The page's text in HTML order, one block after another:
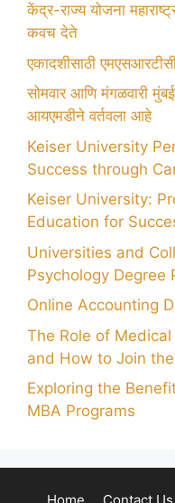
केंद्र-राज्य योजना
कवच देते
एकादशीसाठी
सोमवार आणि मंगळवारी
आयएमडीने वर्तवला आहे
Keiser University
Success through
Keiser University:
Education for
Universities and
Psychology Degree
Online Accounting
The Role of
and How to Join
Exploring the
MBA Programs